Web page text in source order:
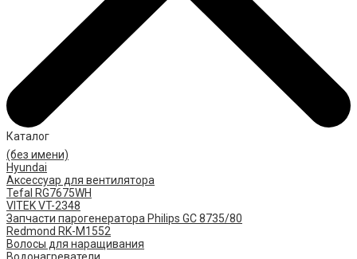
Каталог
(без имени)
Hyundai
Аксессуар для вентилятора
Tefal RG7675WH
VITEK VT-2348
Запчасти парогенератора Philips GC 8735/80
Redmond RK-M1552
Волосы для наращивания
Водонагреватели